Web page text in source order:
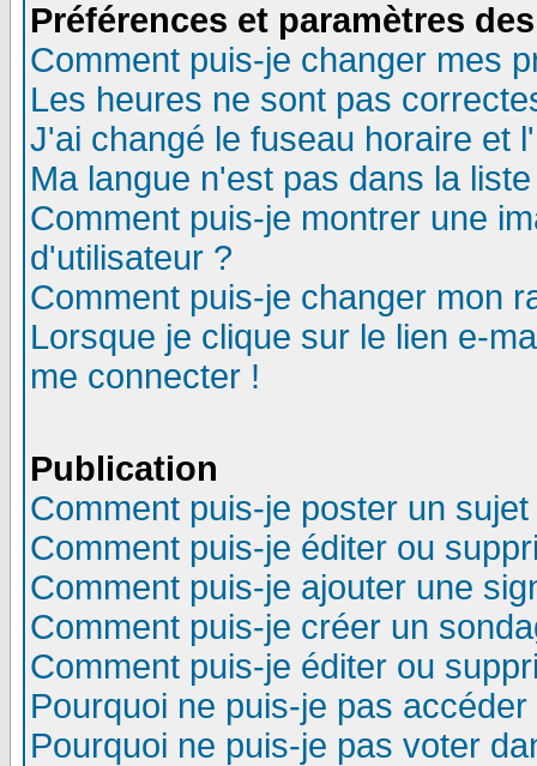
Préférences et paramètres
Comment puis-je changer mes
Les heures ne sont pas
J'ai changé le fuseau horaire et
Ma langue n'est pas dans la
Comment puis-je montrer une
d'utilisateur ?
Comment puis-je changer mon
Lorsque je clique sur le lien e-
me connecter !
Publication
Comment puis-je poster un
Comment puis-je éditer ou
Comment puis-je ajouter une
Comment puis-je créer un
Comment puis-je éditer ou
Pourquoi ne puis-je pas
Pourquoi ne puis-je pas voter